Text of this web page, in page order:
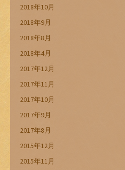
2018年10月
2018年9月
2018年8月
2018年4月
2017年12月
2017年11月
2017年10月
2017年9月
2017年8月
2015年12月
2015年11月